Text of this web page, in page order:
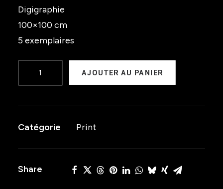
Digigraphie
100×100 cm
5 exemplaires
de
&
AJOUTER AU PANIER
Catégorie Print
Share